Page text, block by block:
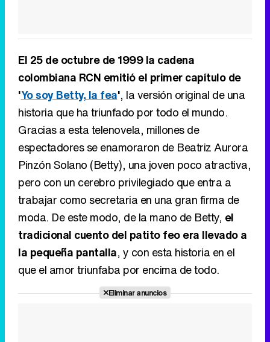
El 25 de octubre de 1999 la cadena
colombiana RCN emitió el primer capítulo de
'Yo soy Betty, la fea', la versión original de una
historia que ha triunfado por todo el mundo.
Gracias a esta telenovela, millones de
espectadores se enamoraron de Beatriz Aurora
Pinzón Solano (Betty), una joven poco atractiva,
pero con un cerebro privilegiado que entra a
trabajar como secretaria en una gran firma de
moda. De este modo, de la mano de Betty, el
tradicional cuento del patito feo era llevado a
la pequeña pantalla, y con esta historia en el
que el amor triunfaba por encima de todo.
Eliminar anuncios